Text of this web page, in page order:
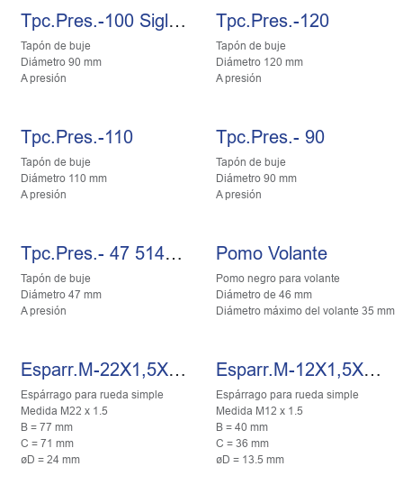
Tpc.Pres.-100 Sigla Fad 307F053
Tapón de buje
Diámetro 90 mm
A presión
Tpc.Pres.-120
Tapón de buje
Diámetro 120 mm
A presión
Tpc.Pres.-110
Tapón de buje
Diámetro 110 mm
A presión
Tpc.Pres.- 90
Tapón de buje
Diámetro 90 mm
A presión
Tpc.Pres.- 47 514F022600
Tapón de buje
Diámetro 47 mm
A presión
Pomo Volante
Pomo negro para volante
Diámetro de 46 mm
Diámetro máximo del volante 35 mm
Esparr.M-22X1,5X71 309F011
Espárrago para rueda simple
Medida M22 x 1.5
B = 77 mm
C = 71 mm
øD = 24 mm
Esparr.M-12X1,5X35
Espárrago para rueda simple
Medida M12 x 1.5
B = 40 mm
C = 36 mm
øD = 13.5 mm